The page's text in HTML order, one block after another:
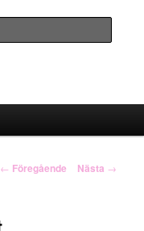
Inläggsnavigering
← Föregående Nästa →